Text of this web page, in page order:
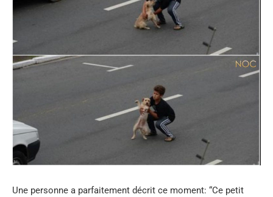
Une personne a parfaitement décrit ce moment: “Ce petit